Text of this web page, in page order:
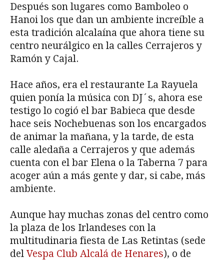
Después son lugares como Bamboleo o
Hanoi los que dan un ambiente increíble a
esta tradición alcalaína que ahora tiene su
centro neurálgico en la calles Cerrajeros y
Ramón y Cajal.
Hace años, era el restaurante La Rayuela
quien ponía la música con DJ´s, ahora ese
testigo lo cogió el bar Babieca que desde
hace seis Nochebuenas son los encargados
de animar la mañana, y la tarde, de esta
calle aledaña a Cerrajeros y que además
cuenta con el bar Elena o la Taberna 7 para
acoger aún a más gente y dar, si cabe, más
ambiente.
Aunque hay muchas zonas del centro como
la plaza de los Irlandeses con la
multitudinaria fiesta de Las Retintas (sede
delVespa Club Alcalá de Henares), o de